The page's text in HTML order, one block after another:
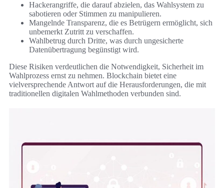
Hackerangriffe, die darauf abzielen, das Wahlsystem zu
sabotieren oder Stimmen zu manipulieren.
Mangelnde Transparenz, die es Betrügern ermöglicht, sich
unbemerkt Zutritt zu verschaffen.
Wahlbetrug durch Dritte, was durch ungesicherte
Datenübertragung begünstigt wird.
Diese Risiken verdeutlichen die Notwendigkeit, Sicherheit im
Wahlprozess ernst zu nehmen. Blockchain bietet eine
vielversprechende Antwort auf die Herausforderungen, die mit
traditionellen digitalen Wahlmethoden verbunden sind.